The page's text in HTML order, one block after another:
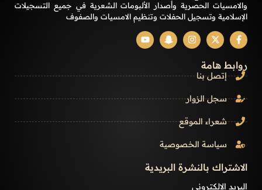
والامسيات الحصرية وأصدار الألبومات الشعرية في جميع التسجيلات
الإسلامية وتسجيل الحفلات وتنظيم الامسيات والصفوف
روابط هامة
إتصل بنا
سجل الزوار
شعراء الموقع
سياسة الخصوصية
الاشتراك بالنشرة البريدية
البريد الالكتروني